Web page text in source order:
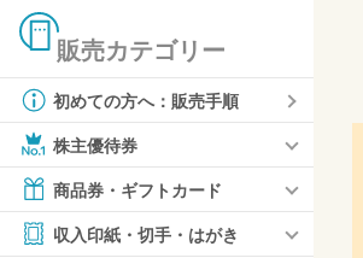
販売カテゴリー
初めての方へ：販売手順
株主優待券
商品券・ギフトカード
収入印紙・切手・はがき